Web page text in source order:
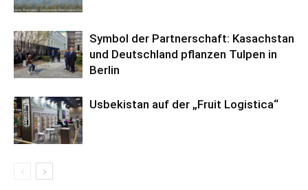
Symbol der Partnerschaft: Kasachstan
und Deutschland pflanzen Tulpen in
Berlin
Usbekistan auf der „Fruit Logistica“